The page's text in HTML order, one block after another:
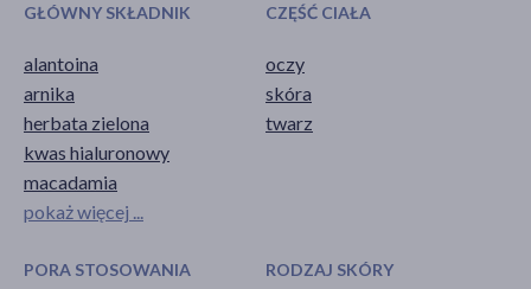
GŁÓWNY SKŁADNIK
alantoina
arnika
herbata zielona
kwas hialuronowy
macadamia
pokaż więcej ...
CZĘŚĆ CIAŁA
oczy
skóra
twarz
PORA STOSOWANIA RODZAJ SKÓRY